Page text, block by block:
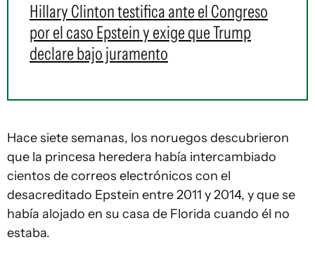
Hillary Clinton testifica ante el Congreso
por el caso Epstein y exige que Trump
declare bajo juramento
Hace siete semanas, los noruegos descubrieron
que la princesa heredera había intercambiado
cientos de correos electrónicos con el
desacreditado Epstein entre 2011 y 2014, y que se
había alojado en su casa de Florida cuando él no
estaba.